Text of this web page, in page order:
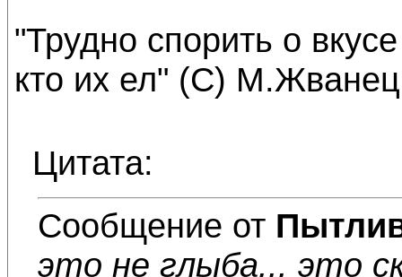
"Трудно спорить о
кто их ел" (С)
Цитата:
Сообщение от
это не глыба... это